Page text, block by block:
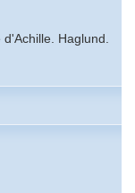
Haglund.